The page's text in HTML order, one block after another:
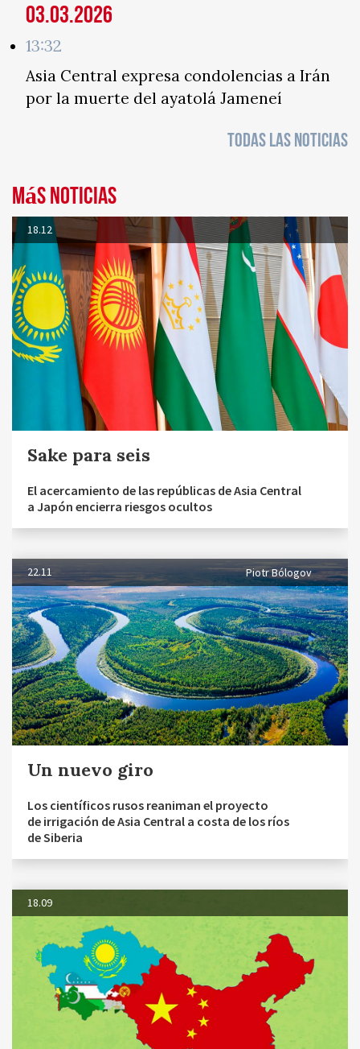
03.03.2026
13:32
Asia Central expresa condolencias a Irán
por la muerte del ayatolá Jameneí
TODAS LAS NOTICIAS
Más noticias
18.12
Sake para seis
El acercamiento de las repúblicas de Asia Central
a Japón encierra riesgos ocultos
22.11 Piotr Bólogov
Un nuevo giro
Los científicos rusos reaniman el proyecto
de irrigación de Asia Central a costa de los ríos
de Siberia
18.09